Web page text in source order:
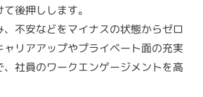
後押しします。
不安などをマイナスの状態からゼロ
リアアップやプライベート⾯の充実
社員のワークエンゲージメントを⾼